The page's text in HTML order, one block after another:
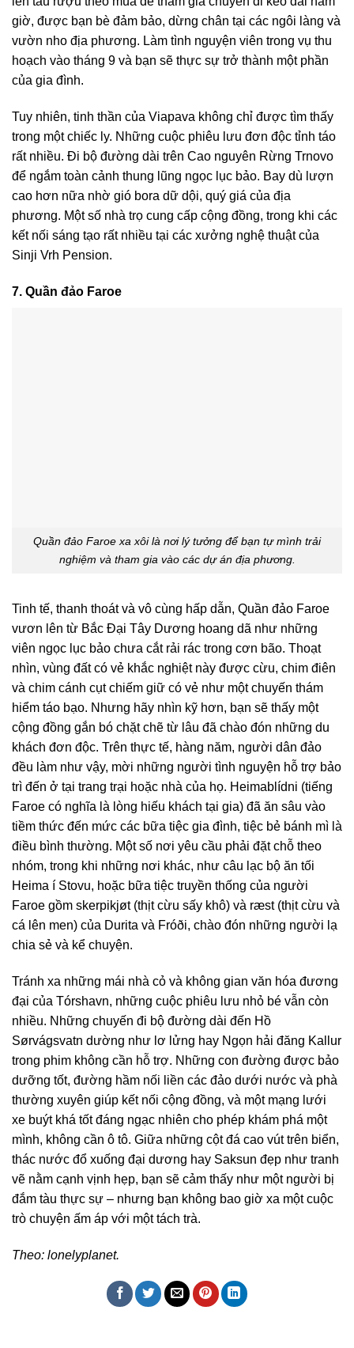
giờ, được bạn bè đảm bảo, dừng chân tại các ngôi làng và
vườn nho địa phương. Làm tình nguyện viên trong vụ thu
hoạch vào tháng 9 và bạn sẽ thực sự trở thành một phần
của gia đình.
Tuy nhiên, tinh thần của Viapava không chỉ được tìm thấy
trong một chiếc ly. Những cuộc phiêu lưu đơn độc tỉnh táo
rất nhiều. Đi bộ đường dài trên Cao nguyên Rừng Trnovo
để ngắm toàn cảnh thung lũng ngọc lục bảo. Bay dù lượn
cao hơn nữa nhờ gió bora dữ dội, quý giá của địa
phương. Một số nhà trọ cung cấp cộng đồng, trong khi các
kết nối sáng tạo rất nhiều tại các xưởng nghệ thuật của
Sinji Vrh Pension.
7. Quần đảo Faroe
Quần đảo Faroe xa xôi là nơi lý tưởng để bạn tự mình trải
nghiệm và tham gia vào các dự án địa phương.
Tinh tế, thanh thoát và vô cùng hấp dẫn, Quần đảo Faroe
vươn lên từ Bắc Đại Tây Dương hoang dã như những
viên ngọc lục bảo chưa cắt rải rác trong cơn bão. Thoạt
nhìn, vùng đất có vẻ khắc nghiệt này được cừu, chim điên
và chim cánh cụt chiếm giữ có vẻ như một chuyến thám
hiểm táo bạo. Nhưng hãy nhìn kỹ hơn, bạn sẽ thấy một
cộng đồng gắn bó chặt chẽ từ lâu đã chào đón những du
khách đơn độc. Trên thực tế, hàng năm, người dân đảo
đều làm như vậy, mời những người tình nguyện hỗ trợ bảo
trì đến ở tại trang trại hoặc nhà của họ. Heimablídni (tiếng
Faroe có nghĩa là lòng hiếu khách tại gia) đã ăn sâu vào
tiềm thức đến mức các bữa tiệc gia đình, tiệc bẻ bánh mì là
điều bình thường. Một số nơi yêu cầu phải đặt chỗ theo
nhóm, trong khi những nơi khác, như câu lạc bộ ăn tối
Heima í Stovu, hoặc bữa tiệc truyền thống của người
Faroe gồm skerpikjøt (thịt cừu sấy khô) và ræst (thịt cừu và
cá lên men) của Durita và Fróði, chào đón những người lạ
chia sẻ và kể chuyện.
Tránh xa những mái nhà cỏ và không gian văn hóa đương
đại của Tórshavn, những cuộc phiêu lưu nhỏ bé vẫn còn
nhiều. Những chuyến đi bộ đường dài đến Hồ
Sørvágsvatn dường như lơ lửng hay Ngọn hải đăng Kallur
trong phim không cần hỗ trợ. Những con đường được bảo
dưỡng tốt, đường hầm nối liền các đảo dưới nước và phà
thường xuyên giúp kết nối cộng đồng, và một mạng lưới
xe buýt khá tốt đáng ngạc nhiên cho phép khám phá một
mình, không cần ô tô. Giữa những cột đá cao vút trên biển,
thác nước đổ xuống đại dương hay Saksun đẹp như tranh
vẽ nằm cạnh vịnh hẹp, bạn sẽ cảm thấy như một người bị
đắm tàu ​​thực sự – nhưng bạn không bao giờ xa một cuộc
trò chuyện ấm áp với một tách trà.
Theo: lonelyplanet.